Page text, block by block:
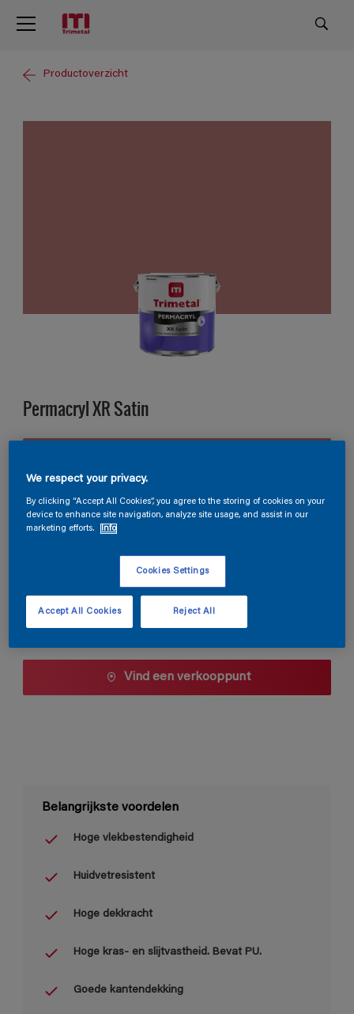
Productoverzicht
Permacryl XR Satin
Verpakkingsgrootte
Verfcalculator
Vind een verkooppunt
Belangrijkste voordelen
Hoge vlekbestendigheid
Huidvetresistent
Hoge dekkracht
Hoge kras- en slijtvastheid. Bevat PU.
Goede kantendekking
We respect your privacy.
By clicking “Accept All Cookies”, you agree to the storing of cookies on your
device to enhance site navigation, analyze site usage, and assist in our
marketing efforts.
Info
Cookies Settings
Reject All
Accept All Cookies